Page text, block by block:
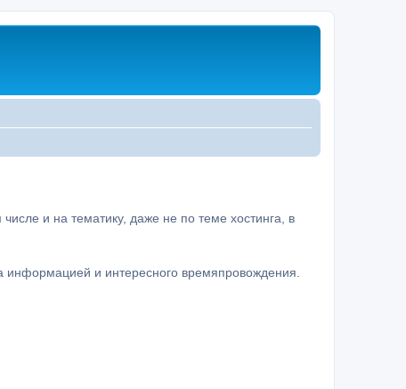
и на тематику, даже не по теме хостинга, в
и интересного времяпровождения.